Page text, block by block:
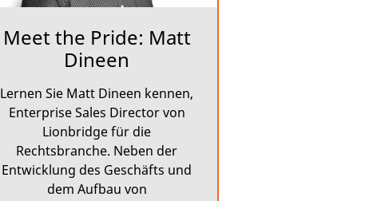
Meet the Pride: Matt
Dineen
Lernen Sie Matt Dineen kennen,
Enterprise Sales Director von
Lionbridge für die
Rechtsbranche. Neben der
Entwicklung des Geschäfts und
dem Aufbau von